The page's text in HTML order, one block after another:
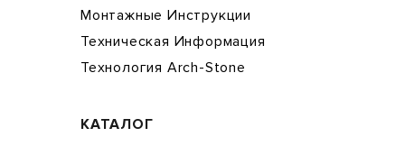
Монтажные Инструкции
Техническая Информация
Технология Arch-Stone
КАТАЛОГ